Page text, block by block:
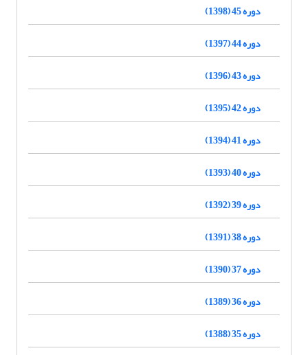
دوره 45 (1398)
دوره 44 (1397)
دوره 43 (1396)
دوره 42 (1395)
دوره 41 (1394)
دوره 40 (1393)
دوره 39 (1392)
دوره 38 (1391)
دوره 37 (1390)
دوره 36 (1389)
دوره 35 (1388)